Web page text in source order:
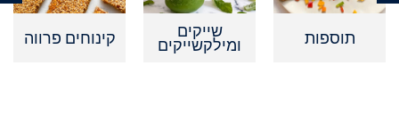
תוספות שייקים
ומילקשייקים קינוחים פרווה